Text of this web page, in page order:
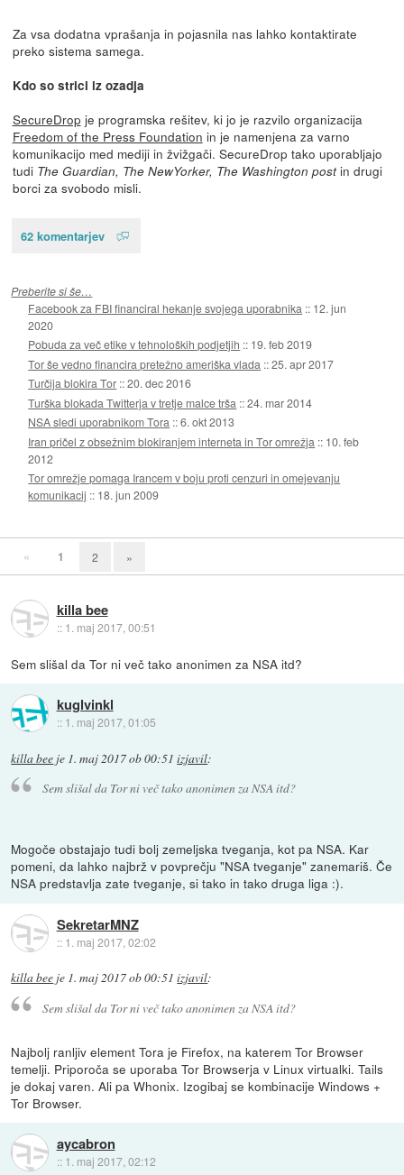
Za vsa dodatna vprašanja in pojasnila nas lahko kontaktirate
preko sistema samega.
Kdo so strici iz ozadja
SecureDrop je programska rešitev, ki jo je razvilo organizacija
Freedom of the Press Foundation in je namenjena za varno
komunikacijo med mediji in žvižgači. SecureDrop tako uporabljajo
tudi The Guardian, The NewYorker, The Washington postin drugi
borci za svobodo misli.
62 komentarjev
Preberite si še…
Facebook za FBI financiral hekanje svojega uporabnika :: 12. jun
2020
Pobuda za več etike v tehnoloških podjetjih :: 19. feb 2019
Tor še vedno financira pretežno ameriška vlada ::25. apr 2017
Turčija blokira Tor ::20. dec 2016
Turška blokada Twitterja v tretje malce trša ::24. mar 2014
NSA sledi uporabnikom Tora ::6. okt 2013
Iran pričel z obsežnim blokiranjem interneta in Tor omrežja :: 10. feb
2012
Tor omrežje pomaga Irancem v boju proti cenzuri in omejevanju
komunikacij :: 18. jun 2009
« 1 2 »
killa bee
:: 1. maj 2017, 00:51
Sem slišal da Tor ni več tako anonimen za NSA itd?
kuglvinkl
:: 1. maj 2017, 01:05
killa bee je 1. maj 2017 ob 00:51 izjavil:
Sem slišal da Tor ni več tako anonimen za NSA itd?
Mogoče obstajajo tudi bolj zemeljska tveganja, kot pa NSA. Kar
pomeni, da lahko najbrž v povprečju "NSA tveganje" zanemariš. Če
NSA predstavlja zate tveganje, si tako in tako druga liga :).
SekretarMNZ
:: 1. maj 2017, 02:02
killa bee je 1. maj 2017 ob 00:51 izjavil:
Sem slišal da Tor ni več tako anonimen za NSA itd?
Najbolj ranljiv element Tora je Firefox, na katerem Tor Browser
temelji. Priporoča se uporaba Tor Browserja v Linux virtualki. Tails
je dokaj varen. Ali pa Whonix. Izogibaj se kombinacije Windows +
Tor Browser.
aycabron
:: 1. maj 2017, 02:12